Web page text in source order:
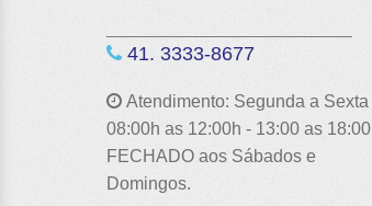
41. 3333-8677
Atendimento: Segunda a Sexta
08:00h as 12:00h - 13:00 as 18:00
FECHADO aos Sábados e
Domingos.